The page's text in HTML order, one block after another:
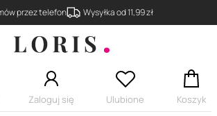
przez telefon Wysyłka od 11,99 zł
Zaloguj się Ulubione Koszyk